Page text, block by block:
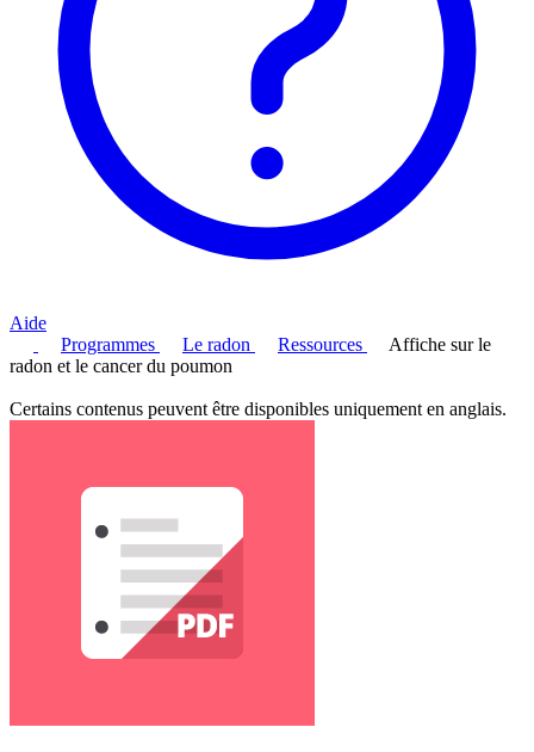
Aide
Programmes
Le radon Ressources
Affiche sur le
radon et le cancer du poumon
Certains contenus peuvent être disponibles uniquement en anglais.